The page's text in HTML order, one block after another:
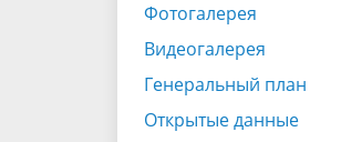
Фотогалерея
Видеогалерея
Генеральный план
Открытые данные